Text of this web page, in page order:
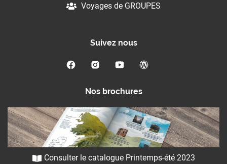
Voyages de GROUPES
Suivez nous
Nos brochures
Consulter le catalogue Printemps-été 2023